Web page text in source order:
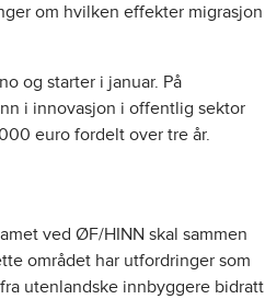
om hvilken effekter migrasjon
og starter i januar. På
i innovasjon i offentlig sektor
euro fordelt over tre år.
ved ØF/HINN skal sammen
området har utfordringer som
utenlandske innbyggere bidratt